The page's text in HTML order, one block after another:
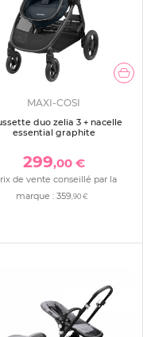
MAXI-COSI
duo zelia 3 + nacelle
essential graphite
299,00 €
de vente conseillé par la
marque :359,90 €